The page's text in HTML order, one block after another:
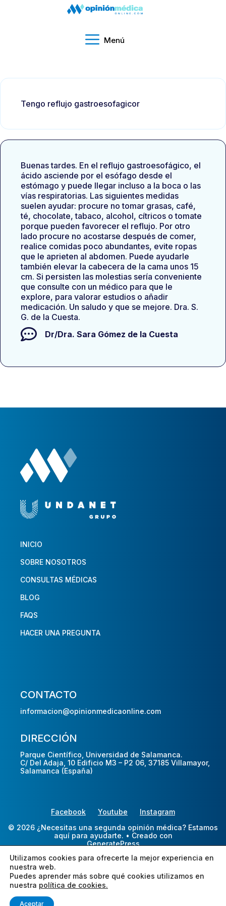
Menú
Tengo reflujo gastroesofagicor
Buenas tardes. En el reflujo gastroesofágico, el
ácido asciende por el esófago desde el
estómago y puede llegar incluso a la boca o las
vías respiratorias. Las siguientes medidas
suelen ayudar: procure no tomar grasas, café,
té, chocolate, tabaco, alcohol, cítricos o tomate
porque pueden favorecer el reflujo. Por otro
lado procure no acostarse después de comer,
realice comidas poco abundantes, evite ropas
que le aprieten al abdomen. Puede ayudarle
también elevar la cabecera de la cama unos 15
cm. Si persisten las molestias sería conveniente
que consulte con un médico para que le
explore, para valorar estudios o añadir
medicación. Un saludo y que se mejore. Dra. S.
G. de la Cuesta.
Dr/Dra. Sara Gómez de la Cuesta
INICIO
SOBRE NOSOTROS
CONSULTAS MÉDICAS
BLOG
FAQS
HACER UNA PREGUNTA
CONTACTO
informacion@opinionmedicaonline.com
DIRECCIÓN
Parque Científico, Universidad de Salamanca.
C/ Del Adaja, 10 Edificio M3 – P2 06, 37185 Villamayor,
Salamanca (España)
Facebook Youtube
Instagram
© 2026 ¿Necesitas una segunda opinión médica? Estamos
aquí para ayudarte. • Creado con
GeneratePress
Utilizamos cookies para ofrecerte la mejor experiencia en
nuestra web.
Puedes aprender más sobre qué cookies utilizamos en
nuestra política de cookies.
Aceptar